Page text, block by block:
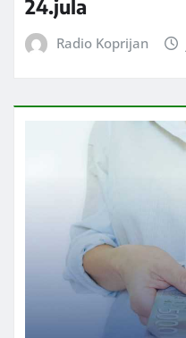
24.jula
Radio Koprijan